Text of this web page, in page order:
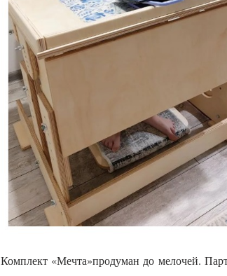
Комплект «Мечта»продуман до мелочей.